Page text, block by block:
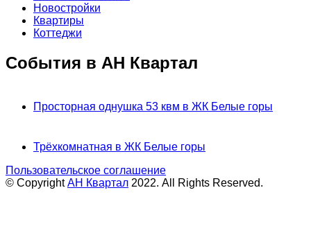
Новостройки
Квартиры
Коттеджи
События в АН Квартал
Просторная однушка 53 квм в ЖК Белые горы
Трёхкомнатная в ЖК Белые горы
Пользовательское соглашение
© CopyrightАН Квартал 2022. All Rights Reserved.